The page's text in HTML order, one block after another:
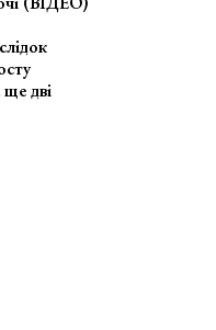
ще дві